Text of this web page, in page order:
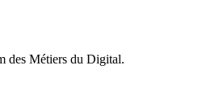
des Métiers du Digital.